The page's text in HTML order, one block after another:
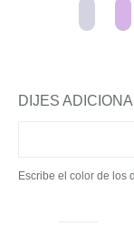
DIJES
Escribe el color de los